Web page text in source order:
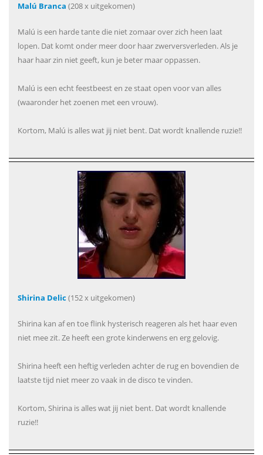
Malú Branca (208 x uitgekomen)
Malú is een harde tante die niet zomaar over zich heen laat
lopen. Dat komt onder meer door haar zwerversverleden. Als je
haar haar zin niet geeft, kun je beter maar oppassen.
Malú is een echt feestbeest en ze staat open voor van alles
(waaronder het zoenen met een vrouw).
Kortom, Malú is alles wat jij niet bent. Dat wordt knallende ruzie!!
Shirina Delic(152 x uitgekomen)
Shirina kan af en toe flink hysterisch reageren als het haar even
niet mee zit. Ze heeft een grote kinderwens en erg gelovig.
Shirina heeft een heftig verleden achter de rug en bovendien de
laatste tijd niet meer zo vaak in de disco te vinden.
Kortom, Shirina is alles wat jij niet bent. Dat wordt knallende
ruzie!!